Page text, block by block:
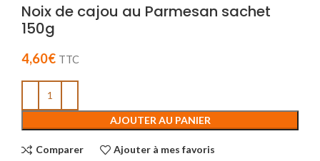
Noix de cajou au Parmesan sachet
150g
4,60€ TTC
AJOUTER AU PANIER
Comparer Ajouter à mes favoris